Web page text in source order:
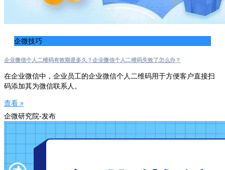
企微技巧
企业微信个人二维码有效期是多久？企业微信个人二维码失效了怎么办？
在企业微信中，企业员工的企业微信个人二维码用于方便客户直接扫
码添加其为微信联系人。
查看 »
企微研究院-发布